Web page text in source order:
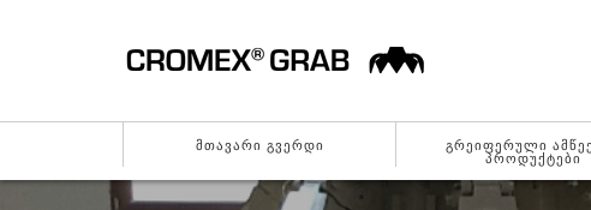
ᲛᲗᲐᲕᲐᲠᲘ ᲒᲕᲔᲠᲓᲘ
ᲒᲠᲔᲘᲤᲔᲠᲣᲚᲘ
ᲞᲠᲝᲓᲣᲥᲢᲔᲑᲘ